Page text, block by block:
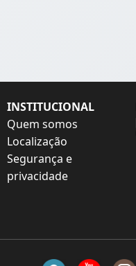
INSTITUCIONAL
Quem somos
Localização
Segurança e
privacidade